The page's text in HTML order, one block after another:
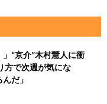
」“京介”木村慧人に衝
方で次週が気にな
だ」